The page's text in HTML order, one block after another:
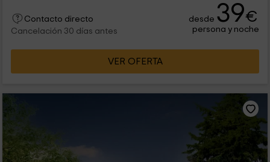
Contacto directo
Cancelación 30 días antes
desde 39€
persona y noche
VER OFERTA